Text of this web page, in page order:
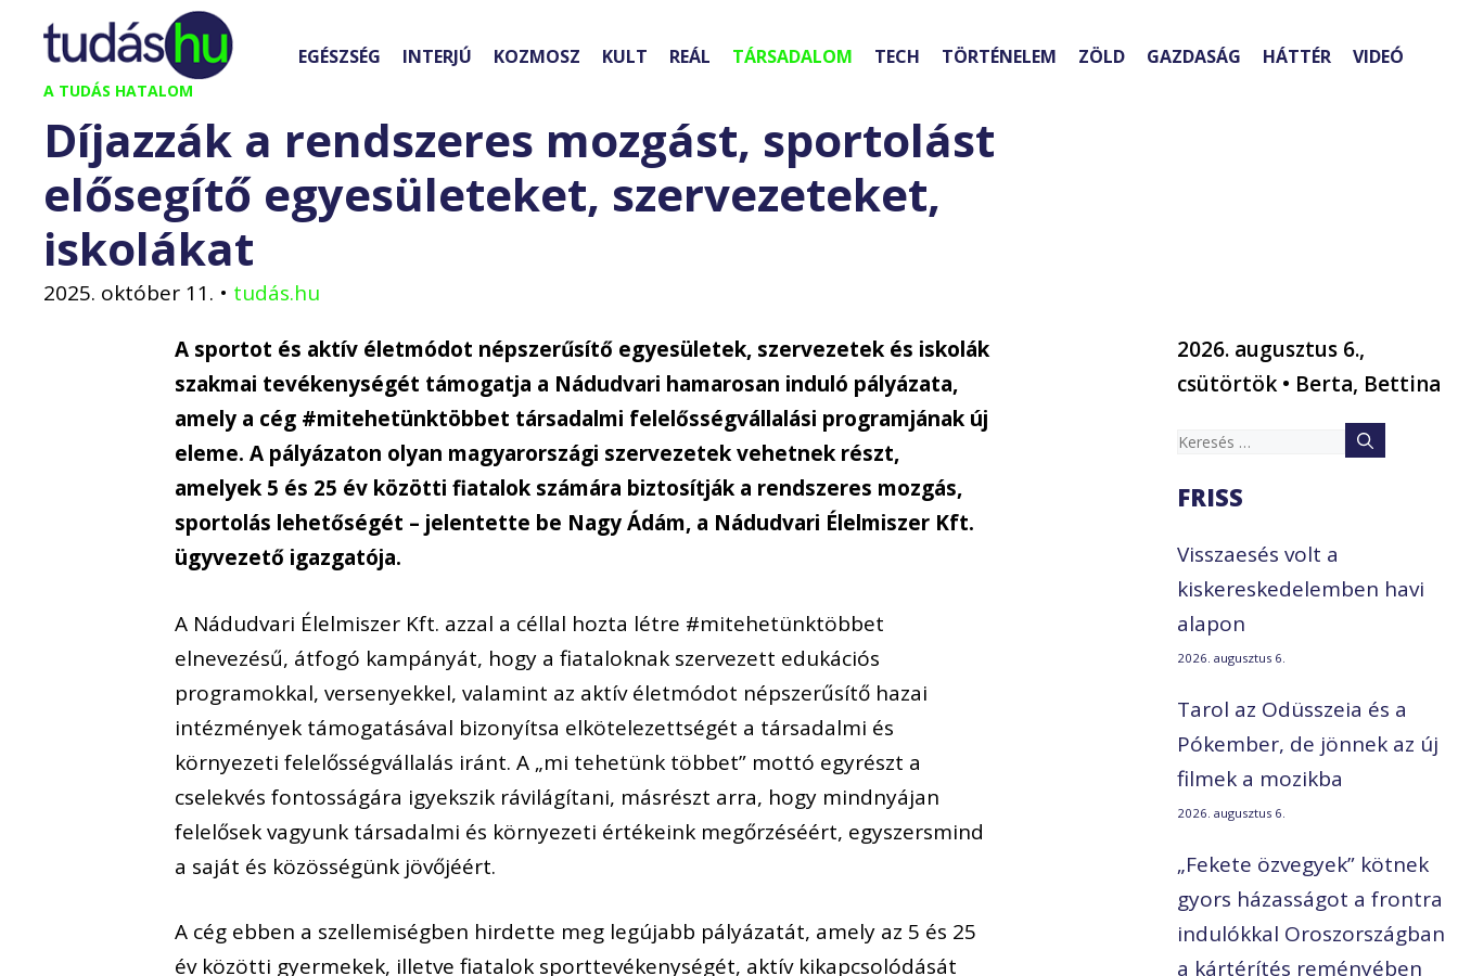
Kilépés
tartalomba
A TUDÁS HATALOM
EGÉSZSÉG INTERJÚ KOZMOSZ KULT REÁL TÁRSADALOM TECH TÖRTÉNELEM ZÖLD GAZDASÁG HÁTTÉR VIDEÓ
Díjazzák a rendszeres mozgást, sportolást
elősegítő egyesületeket, szervezeteket,
iskolákat
2025. október 11. • tudás.hu
A sportot és aktív életmódot népszerűsítő egyesületek, szervezetek és iskolák
szakmai tevékenységét támogatja a Nádudvari hamarosan induló pályázata,
amely a cég #mitehetünktöbbet társadalmi felelősségvállalási programjának új
eleme. A pályázaton olyan magyarországi szervezetek vehetnek részt,
amelyek 5 és 25 év közötti fiatalok számára biztosítják a rendszeres mozgás,
sportolás lehetőségét – jelentette be Nagy Ádám, a Nádudvari Élelmiszer Kft.
ügyvezető igazgatója.
A Nádudvari Élelmiszer Kft. azzal a céllal hozta létre #mitehetünktöbbet
elnevezésű, átfogó kampányát, hogy a fiataloknak szervezett edukációs
programokkal, versenyekkel, valamint az aktív életmódot népszerűsítő hazai
intézmények támogatásával bizonyítsa elkötelezettségét a társadalmi és
környezeti felelősségvállalás iránt. A „mi tehetünk többet” mottó egyrészt a
cselekvés fontosságára igyekszik rávilágítani, másrészt arra, hogy mindnyájan
felelősek vagyunk társadalmi és környezeti értékeink megőrzéséért, egyszersmind
a saját és közösségünk jövőjéért.
A cég ebben a szellemiségben hirdette meg legújabb pályázatát, amely az 5 és 25
év közötti gyermekek, illetve fiatalok sporttevékenységét, aktív kikapcsolódását
2026. augusztus 6.,
csütörtök • Berta, Bettina
Keresés:
FRISS
Visszaesés volt a
kiskereskedelemben havi
alapon
2026. augusztus 6.
Tarol az Odüsszeia és a
Pókember, de jönnek az új
filmek a mozikba
2026. augusztus 6.
„Fekete özvegyek” kötnek
gyors házasságot a frontra
indulókkal Oroszországban
a kártérítés reményében